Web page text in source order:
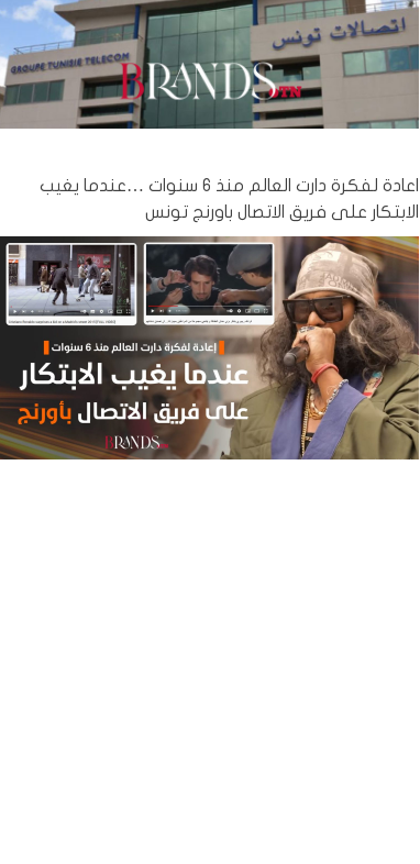
اعادة لفكرة دارت العالم منذ 6 سنوات …عندما يغيب
الابتكار على فريق الاتصال باورنج تونس